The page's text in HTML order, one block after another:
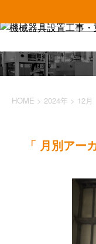
HOME > 2024年 > 12月
「 月別アー